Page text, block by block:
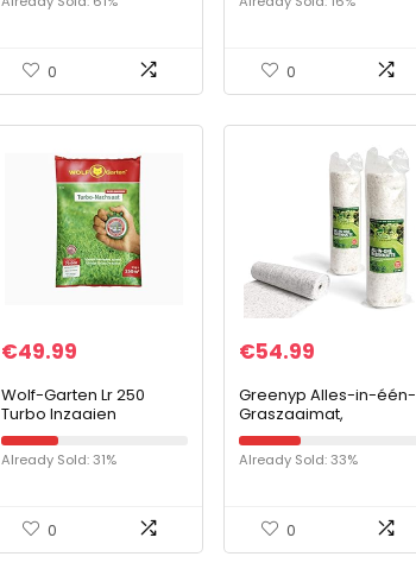
planten met ritssluiting,
0 0
€49.99
Wolf-Garten Lr 250
Turbo Inzaaien
Already Sold: 31%
0
€54.99
Greenyp Alles-in-één-
Graszaaimat,
Biologisch afbreekbare
Graszaaimat,
Gazongras,
Already Sold: 33%
0